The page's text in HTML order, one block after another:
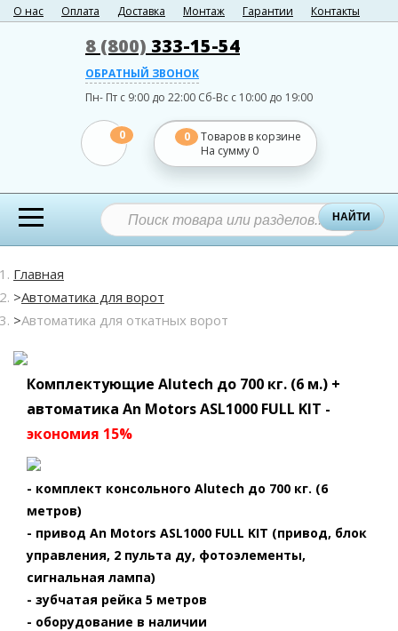
О нас Оплата Доставка Монтаж Гарантии Контакты
8 (800) 333-15-54
ОБРАТНЫЙ ЗВОНОК
Пн- Пт с 9:00 до 22:00 Сб-Вс с 10:00 до 19:00
0 0
Товаров в корзине
На сумму 0
НАЙТИ
Главная
Автоматика для ворот
Автоматика для откатных ворот
Комплектующие Alutech до 700 кг. (6 м.) +
автоматика An Motors ASL1000 FULL KIT -
экономия 15%
- комплект консольного Alutech до 700 кг. (6
метров)
- привод An Motors ASL1000 FULL KIT (привод, блок
управления, 2 пульта ду, фотоэлементы,
сигнальная лампа)
- зубчатая рейка 5 метров
- оборудование в наличии